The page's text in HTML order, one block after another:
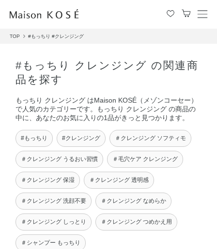
メ
TOP #もっちり #クレンジング
#もっちり クレンジング の関連商
品を探す
もっちり クレンジング はMaison KOSÉ（メゾンコーセー）
で人気のカテゴリーです。もっちり クレンジング の商品の
中に、あなたのお気に入りの1品がきっと見つかります。
#もっちり #クレンジング ＃クレンジング ソフティモ
＃クレンジング うるおい習慣 ＃毛穴ケア クレンジング
＃クレンジング 保湿 ＃クレンジング 透明感
＃クレンジング 洗顔不要 ＃クレンジング なめらか
＃クレンジング しっとり ＃クレンジング つめかえ用
＃シャンプー もっちり